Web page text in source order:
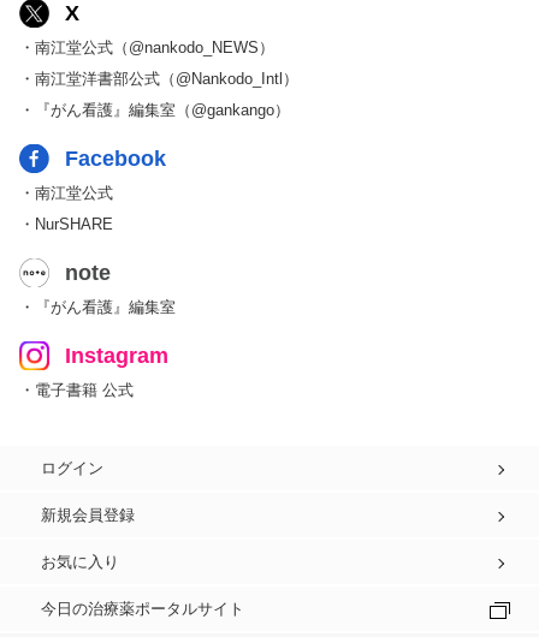
X
・南江堂公式（@nankodo_NEWS）
・南江堂洋書部公式（@Nankodo_Intl）
・『がん看護』編集室（@gankango）
Facebook
・南江堂公式
・NurSHARE
note
・『がん看護』編集室
Instagram
・電子書籍 公式
ログイン
新規会員登録
お気に入り
今日の治療薬ポータルサイト